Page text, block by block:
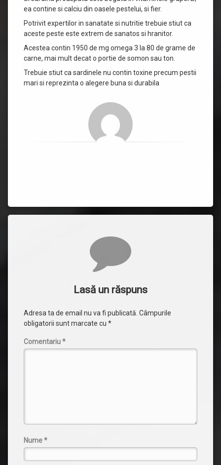
ea contine si calciu din oasele pestelui, si fier.
Potrivit expertilor in sanatate si nutritie trebuie stiut ca
aceste peste este extrem de sanatos si hranitor.
Acestea contin 1950 de mg omega 3 la 80 de grame de
carne, mai mult decat o portie de somon sau ton.
Trebuie stiut ca sardinele nu contin toxine precum pestii
mari si reprezinta o alegere buna si durabila
Lasă un răspuns
Adresa ta de email nu va fi publicată. Câmpurile
obligatorii sunt marcate cu *
Comentariu*
Nume*